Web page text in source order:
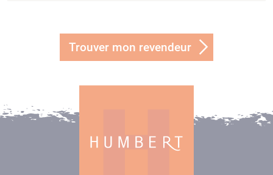
Trouver mon revendeur